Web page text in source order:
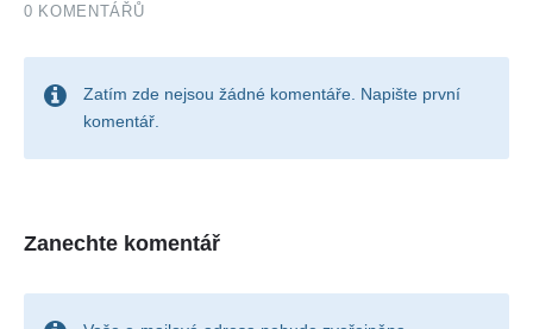
0 KOMENTÁŘŮ
Zatím zde nejsou žádné komentáře. Napište první
komentář.
Zanechte komentář